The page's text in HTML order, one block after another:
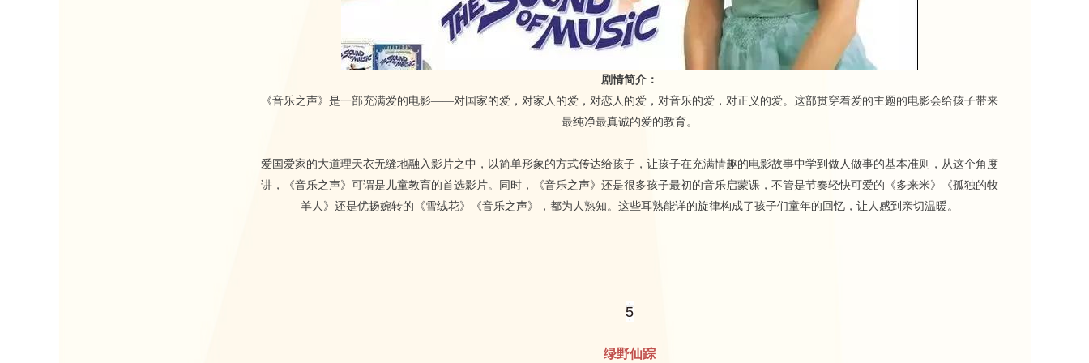
剧情简介：
《音乐之声》是一部充满爱的电影——对国家的爱，对家人的爱，对恋人的爱，对音乐的爱，对正义的爱。这部贯穿着爱的主题的电影会给孩子带来
最纯净最真诚的爱的教育。
爱国爱家的大道理天衣无缝地融入影片之中，以简单形象的方式传达给孩子，让孩子在充满情趣的电影故事中学到做人做事的基本准则，从这个角度
讲，《音乐之声》可谓是儿童教育的首选影片。同时，《音乐之声》还是很多孩子最初的音乐启蒙课，不管是节奏轻快可爱的《多来米》《孤独的牧
羊人》还是优扬婉转的《雪绒花》《音乐之声》，都为人熟知。这些耳熟能详的旋律构成了孩子们童年的回忆，让人感到亲切温暖。
5
绿野仙踪